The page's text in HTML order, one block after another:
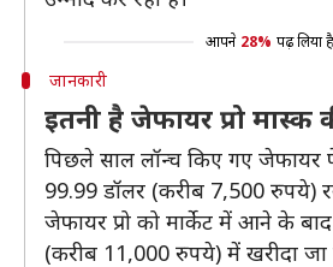
आपने 28% पढ़ लिया है
जानकारी
इतनी है जेफायर प्रो मास्क
पिछले साल लॉन्च किए गए
99.99 डॉलर (करीब 7,500 रुपये)
जेफायर प्रो को मार्केट में आने के
(करीब 11,000 रुपये) में खरीदा जा